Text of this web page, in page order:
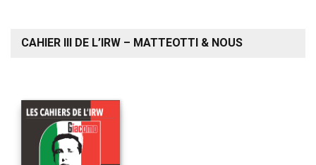
CAHIER III DE L’IRW – MATTEOTTI & NOUS